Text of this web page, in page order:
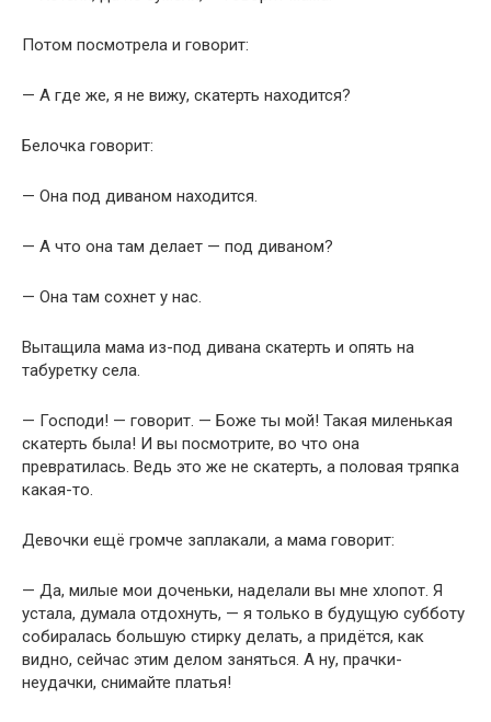
Потом посмотрела и говорит:
— А где же, я не вижу, скатерть находится?
Белочка говорит:
— Она под диваном находится.
— А что она там делает — под диваном?
— Она там сохнет у нас.
Вытащила мама из-под дивана скатерть и опять на
табуретку села.
— Господи! — говорит. — Боже ты мой! Такая миленькая
скатерть была! И вы посмотрите, во что она
превратилась. Ведь это же не скатерть, а половая тряпка
какая-то.
Девочки ещё громче заплакали, а мама говорит:
— Да, милые мои доченьки, наделали вы мне хлопот. Я
устала, думала отдохнуть, — я только в будущую субботу
собиралась большую стирку делать, а придётся, как
видно, сейчас этим делом заняться. А ну, прачки-
неудачки, снимайте платья!